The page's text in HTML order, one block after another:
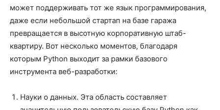
может поддерживать тот же язык программирования,
даже если небольшой стартап на базе гаража
превращается в высотную корпоративную штаб-
квартиру. Вот несколько моментов, благодаря
которым Python выходит за рамки базового
инструмента веб-разработки:
Науки о данных. Эта область составляет